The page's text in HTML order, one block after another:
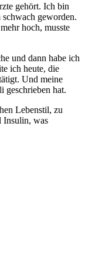
gehört. Ich bin
geworden.
hoch, musste
und dann habe ich
ich heute, die
Und meine
geschrieben hat.
Lebenstil, zu
Insulin, was